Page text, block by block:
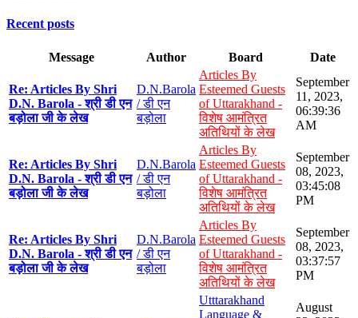
Recent posts
Message Author Board Date
Re: Articles By Shri
D.N. Barola - श्री डी एन
बड़ोला जी के लेख
D.N.Barola
/ डी एन
बड़ोला
Articles By
Esteemed Guests
of Uttarakhand -
विशेष आमंत्रित
अतिथियों के लेख
September
11, 2023,
06:39:36
AM
Re: Articles By Shri
D.N. Barola - श्री डी एन
बड़ोला जी के लेख
D.N.Barola
/ डी एन
बड़ोला
Articles By
Esteemed Guests
of Uttarakhand -
विशेष आमंत्रित
अतिथियों के लेख
September
08, 2023,
03:45:08
PM
Re: Articles By Shri
D.N. Barola - श्री डी एन
बड़ोला जी के लेख
D.N.Barola
/ डी एन
बड़ोला
Articles By
Esteemed Guests
of Uttarakhand -
विशेष आमंत्रित
अतिथियों के लेख
September
08, 2023,
03:37:57
PM
Utttarakhand
Language &
August